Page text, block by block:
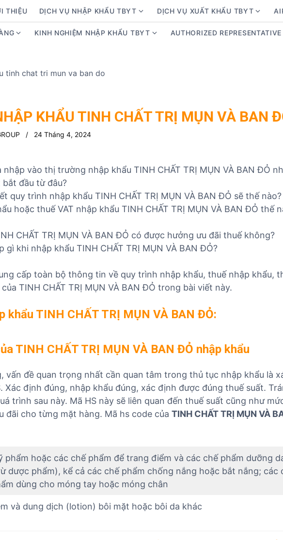
THIỆU DỊCH VỤ NHẬP KHẨU TBYT
h
e
n
r
ị
h
ụ
n
ậ
p
ẩ
T
B
T
DỊCH VỤ XUẤT KHẨU TBYT
h
e
n
r
ị
c
h
ụ
ấ
T
w
b
m
e
f
o
r
T
h
t
ụ
c
á
c
ặ
à
g
KINH NGHIỆM NHẬP KHẨU TBYT
m
f
K
i
h
n
h
n
p
h
ẩ
u
T
AUTHORIZED
KHẨU TINH CHẤT TRỊ MỤN VÀ BAN
24 Tháng 4, 2024
nhập vào thị trường nhập khẩu TINH CHẤT TRỊ MỤN VÀ BAN ĐỎ
đầu từ đâu?
quy trình nhập khẩu TINH CHẤT TRỊ MỤN VÀ BAN ĐỎ sẽ thế nào?
hoặc thuế VAT nhập khẩu TINH CHẤT TRỊ MỤN VÀ BAN ĐỎ thế
CHẤT TRỊ MỤN VÀ BAN ĐỎ có được hưởng ưu đãi thuế không?
gì khi nhập khẩu TINH CHẤT TRỊ MỤN VÀ BAN ĐỎ?
cấp toàn bộ thông tin về quy trình nhập khẩu, thuế nhập khẩu,
của TINH CHẤT TRỊ MỤN VÀ BAN ĐỎ trong bài viết này.
khẩu TINH CHẤT TRỊ MỤN VÀ BAN ĐỎ:
TINH CHẤT TRỊ MỤN VÀ BAN ĐỎ nhập khẩu
vấn đề quan trọng nhất cần quan tâm trong thủ tục nhập khẩu là
Xác định đúng, nhập khẩu đúng, xác định được đúng thuế suất.
trình sau này. Mã HS này sẽ liên quan đến thuế suất cũng như
đãi cho từng mặt hàng. Mã hs code của TINH CHẤT TRỊ MỤN VÀ
phẩm hoặc các chế phẩm để trang điểm và các chế phẩm dưỡng
dược phẩm), kể cả các chế phẩm chống nắng hoặc bắt nắng; các
dùng cho móng tay hoặc móng chân
và dung dịch (lotion) bôi mặt hoặc bôi da khác